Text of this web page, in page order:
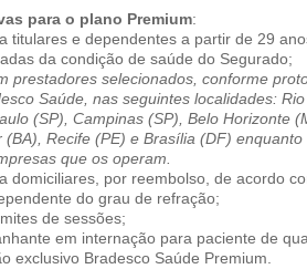
para o plano Premium:
titulares e dependentes a partir de 29
da condição de saúde do Segurado;
prestadores selecionados, conforme
Saúde, nas seguintes localidades:
(SP), Campinas (SP), Belo Horizonte
(BA), Recife (PE) e Brasília (DF)
que os operam.
domiciliares, por reembolso, de acordo
do grau de refração;
de sessões;
em internação para paciente de
exclusivo Bradesco Saúde Premium.